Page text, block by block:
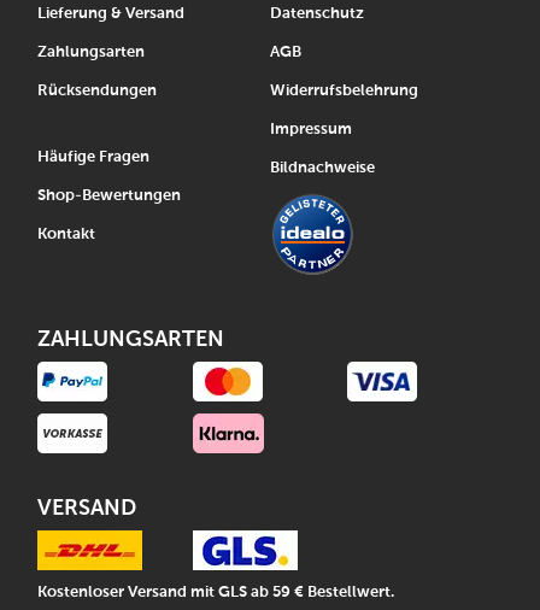
Lieferung & Versand
Zahlungsarten
Rücksendungen
Häufige Fragen
Shop-Bewertungen
Kontakt
Datenschutz
AGB
Widerrufsbelehrung
Impressum
Bildnachweise
ZAHLUNGSARTEN
VERSAND
Kostenloser Versand mit GLS ab 59 € Bestellwert.